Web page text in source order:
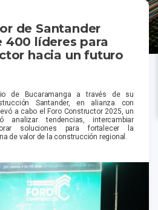
de Santander
400 líderes para
hacia un futuro
de Bucaramanga a través de su
Santander, en alianza con
a cabo el Foro Constructor 2025, un
analizar tendencias, intercambiar
soluciones para fortalecer la
de valor de la construcción regional.